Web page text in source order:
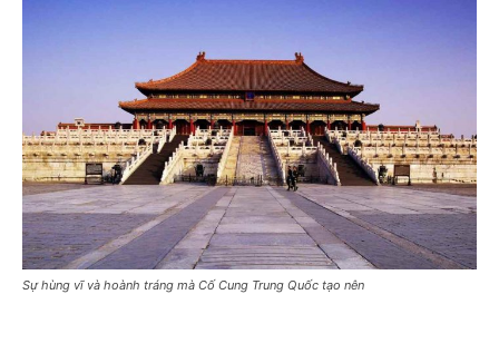
Sự hùng vĩ và hoành tráng mà Cố Cung Trung Quốc tạo nên